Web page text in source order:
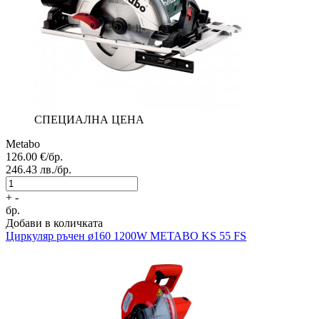
СПЕЦИАЛНА ЦЕНА
Metabo
126.00 €/бр.
246.43 лв./бр.
+ -
бр.
Добави в количката
Циркуляр ръчен ø160 1200W METABO KS 55 FS